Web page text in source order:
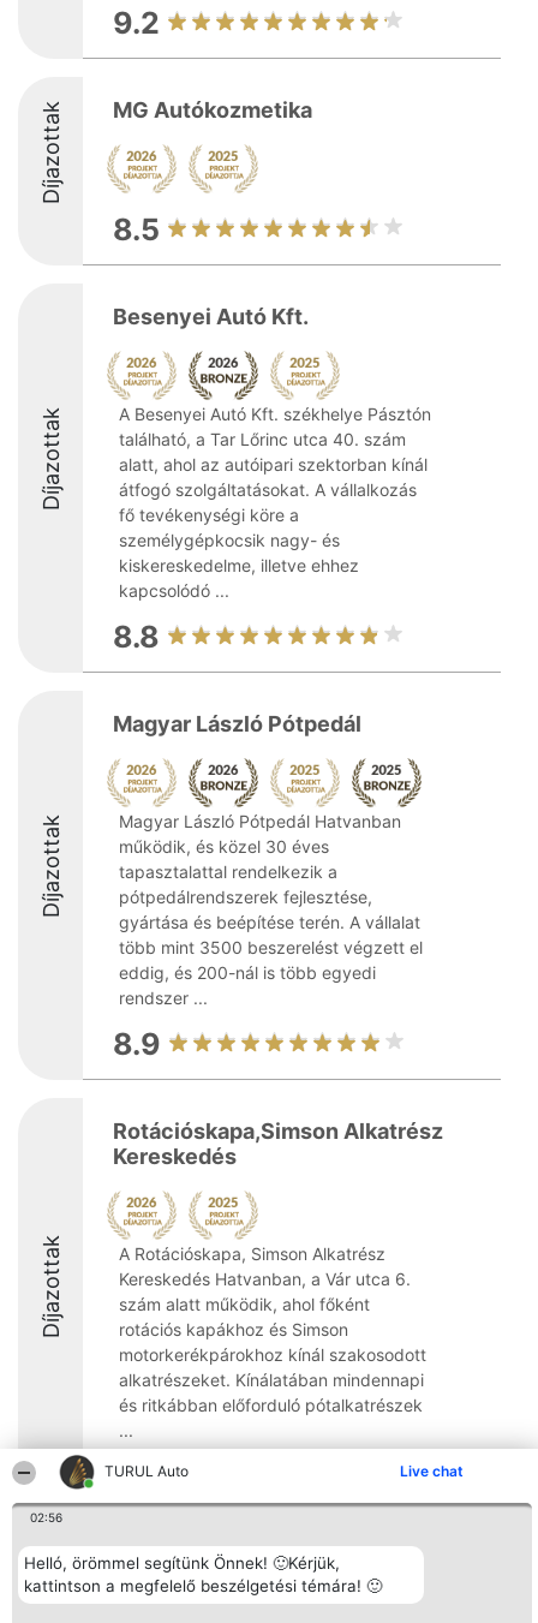
TURUL Auto Live chat
02:56
Helló, örömmel segítünk Önnek! 🙂Kérjük,
kattintson a megfelelő beszélgetési témára! 🙂
9.2
Díjazottak MG Autókozmetika
8.5
Díjazottak
Besenyei Autó Kft.
A Besenyei Autó Kft. székhelye Pásztón
található, a Tar Lőrinc utca 40. szám
alatt, ahol az autóipari szektorban kínál
átfogó szolgáltatásokat. A vállalkozás
fő tevékenységi köre a
személygépkocsik nagy- és
kiskereskedelme, illetve ehhez
kapcsolódó ...
8.8
Díjazottak
Magyar László Pótpedál
Magyar László Pótpedál Hatvanban
működik, és közel 30 éves
tapasztalattal rendelkezik a
pótpedálrendszerek fejlesztése,
gyártása és beépítése terén. A vállalat
több mint 3500 beszerelést végzett el
eddig, és 200-nál is több egyedi
rendszer ...
8.9
Díjazottak
Rotációskapa,Simson Alkatrész
Kereskedés
A Rotációskapa, Simson Alkatrész
Kereskedés Hatvanban, a Vár utca 6.
szám alatt működik, ahol főként
rotációs kapákhoz és Simson
motorkerékpárokhoz kínál szakosodott
alkatrészeket. Kínálatában mindennapi
és ritkábban előforduló pótalkatrészek
...
8.6
Rangsorszervező
SC Beautiful Company S.R.L.
Bulevardul Aleea Timișul De
Népszavazás
Nyertesek
Az összes
Elérhetőség